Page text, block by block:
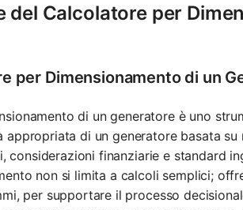
del Calcolatore per
per Dimensionamento di un
di un generatore è uno
appropriata di un generatore basata
considerazioni finanziarie e standard
non si limita a calcoli semplici;
per supportare il processo